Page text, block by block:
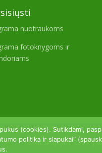
nuotraukoms
fotoknygoms ir
© fotokopija.lt 2025 |
(cookies). Sutikdami,
politika ir slapukai“